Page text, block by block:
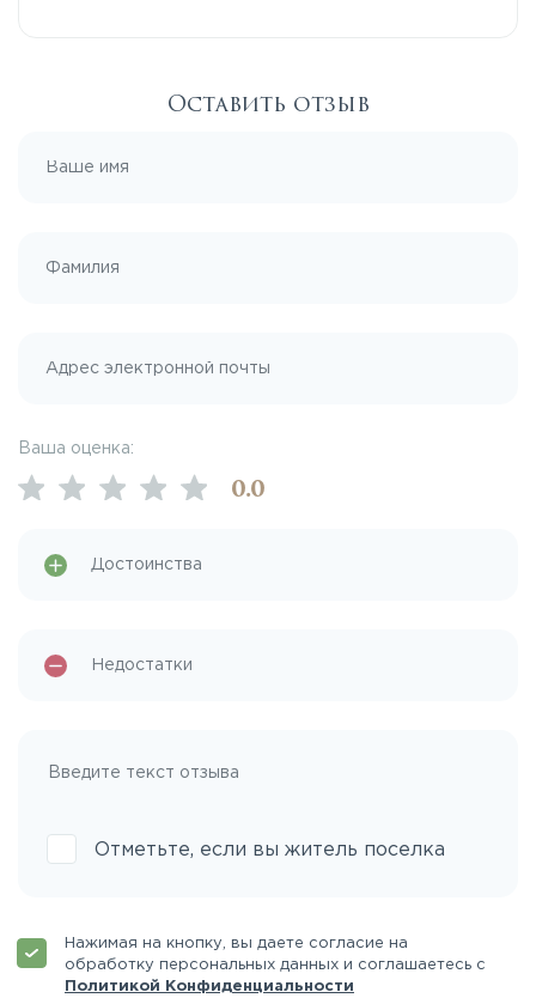
Оставить отзыв
Ваша оценка:
0.0
Отметьте, если вы житель поселка
Нажимая на кнопку, вы даете согласие на
обработку персональных данных и соглашаетесь с
Политикой Конфиденциальности